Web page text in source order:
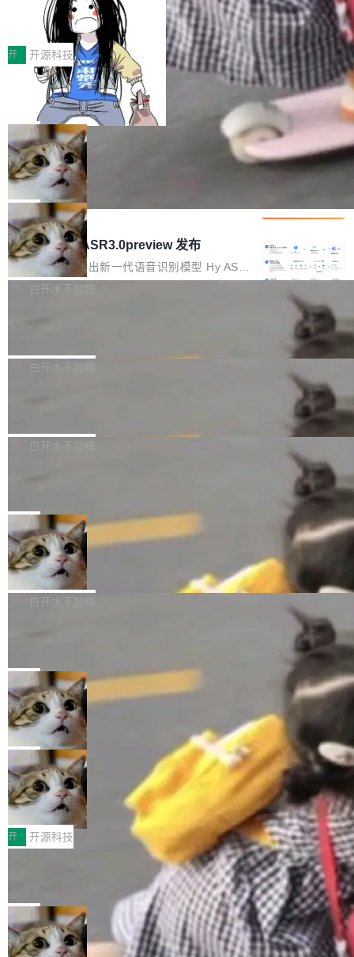
理两个方面，让用户的每一份算力都看得清、管
得住、用得稳、省得下、更安全！ 一、从现在开
始，Token使用一目...
作者）、Quoc Le（Google 大脑核心成员，Se
q2Seq 和 DocAI 的共同发明人）以及 Oriol Vin
yals（Gemini 联合负责人，AlphaSta...
耳科技研发的企业级终端编码智能体——一位全
中文驱动的数字员工，自主理解需求、规划步
骤、编写代码。不挑模型、不挑平台，curl 一行
装完即用。 开源地址：Gitee · GitCode · GitHu
b 安装 支持 Java 8+（8~26）、macOS / Linu
x / Windows / Harmony PC。 # macOS / Linu
x / Harmony PC curl -fsSL https://solon.noea
r.org/solon...
让“代码语义理解”深度释放AI Coding
价值潜能：华为云码道（CodeArts）
代码仓技术解析
一、代码仓深度理解技术的作用与价值 在软件工
程实践中，代码仓是企业核心知识资产的主要载
体。企业级代码仓库通常包含数十万乃至数百万
个文件，其规模远超单次模型调用可承载的上下
文窗口。随着项目规模的持续扩张与代码历史的
不断累积，代码仓中的模块关系、接口契约、业
务逻辑等关键信息往往分散于数十乃至数百个文
件之中，形成高度复杂的知识关联网络。传统的
代码检索手段（如关键词匹配、目录遍历）仅能
在语法层面完成文本定位，难以触及代码的语义
内涵与结构关联，导致开发者使用代码智能体在
理解大规模代码仓时面临显著"代码仓理解"瓶
颈。 代码仓深度理解服务（以下简称" CodeBas
e深度理解服务"）是华为云码道（CodeA...
开 开源科技
一条“删库”命令跑 17 小时，算法工程
师删光 89TB 数据只为干私活
最高人民检察院8月4日公布了一起案件：北京一
名90后算法工程师王某，为了给自己接的私活腾
服务器空间，删光了公司AI游戏部门的全部核心
数据。 王某2024年1月入职东城区某科技公司AI
短剧部门，有互联网大厂背景。在公司内部架构
调整期间，部门三次通知全员将数据从A集群迁
移到B集群，王某都回复了"收到"。 他没有迁移
数据。2024年9月3日下午4点，他使用此前登录
的账号密码进入A集群，输入了一条被程序员圈
称为"删库跑路"的命令——最高管理员权限、无
自研的多个文生3D和...
局
Cloudflare 分享推理优化实践：KV ca
che 量化 + 权重压缩，吞吐量提升 4
1%，成本降 30%
Kimi 和 GLM 是当前最强的大模型系列之一，但
它们有一个共同的问题：太吃显存了。月之暗面
的 Kimi K 系列和智谱的 GLM 都是长上下文、M
oE 架构的大模型，好用到让人上瘾，但 GPU 显
存永远不够用。 Cloudflare 的 Workers AI 团队
一直在跑这些模型的推理。他们在官方博客上发
整性保护。效果是：吞吐量提升 41%，每 token
局
腾讯混元 Hy ASR3.0preview 发布
腾讯混元正式推出新一代语音识别模型 Hy ASR
3.0preview。基于最新一代大语言模型 Hy3 的
让语音识别不再只是听清，而是真正听懂。通过
w 不要求标准普通话，方言识别覆盖粤语、吴语
白开水不加糖
新和少量网页兼容性修复版本。 Changes/fixe
容提供的字体时出现的几个问题 为避免音频加
质的最低采样率）的音频格式将被拒绝 修复了 C
SS 圆角虚线样式中可能存在的问题 如果表单中
的图像元素不在同一个子树中，则它们将不再关
联 加...
白开水不加糖
发布的 Release Notes，他利用 AI 工具（如 Co
最强的若干项。对于尚未正式发版的 PG 19，则
通过拉取过去一年内（从 PG 18 Beta1 时间点
至今）的所有 commit，同样交由 AI 分析提炼。
经过人工复核，准确度令人满意。这一方法也为
社区爱好者提供了高效跟踪新版本的思路。
白开水不加糖
维护工作一直与我的日常工作、家务、社交生活
和休闲娱乐竞争时间。" 这是 libexpat 维护者 S
ebastian Pipping 写在博客里的话。8 月 4 日，
他宣布了一个新消息：从 2026 年 8 月 1 日起，
他可以全职维护 libexpat 了，最长 6 个月。发
库之一。你的操作系统、浏览器、无数的基础设
施软件，很可能都在用它。而过去十年，维护它
的人一直在用业余...
局
Firefox 153.0.3 发布
Firefox 153.0.3 现已发布，具体更新内容如
下： New Smart Window 包含多项增强功能：
gi?id=2019042">Bug&nbsp;2019042</a>）</l
i> <li>现在，助手可以直接使用 Exa 的网络搜索
结果回答问题，而无需将问题转交给搜索引擎。
（<a href="https://bugzilla.mozilla.org/show_
bug.cgi?id=204...
白开水不加糖
的 npm 包。项目的核心论点是：容器不适合 Ag
ent 计算。真正适合的，是 Isolate。 Cloudflare
工程师在这件事上没什么可谦虚的——他们用 W
orkers 跑了十年 Isolate。用 CEO Matthew Pri
nce 的话说：「我们一生都在用 Isolate 运行代
码，而 AI Agent 不需要容器，它们需要的是 Iso
late。」 容器为什么不合适 容器的问题在于启动
和销毁都太重了。一个 Agent 要执行的任务可能
只需要几毫秒的 CPU 时间，但容器从冷启动到
就绪要花数秒。如果未来有十...
局
OpenAI 公开邮件和聊天记录回应苹果
诉讼，称“Apple is getting this wron
g”
上个月，苹果一纸诉状把 OpenAI 告上法庭，指
控其挖角苹果前员工并窃取商业秘密。苹果的诉
状把 OpenAI 描述成一个系统性地从前东家挖
人、套取机密信息的对手。 OpenAI 没发律师
函，也没选择庭外沉默。它在官网贴了一篇博
文，标题只有六个字：Apple is getting this wro
ng。 然后，它把邮件往来和 iMessage 聊天记
录全贴了出来。 他发错人了 苹果外部律师 Gabr
iel Gross 来自 Weil 律所，2 月 23 日下午 5:53
给 OpenAI 总法律顾问 Che Chang 发了封邮
件，附了一封长信，要求 OpenAI 配合调查前苹
果员工带走机密信...
局
HUAWEI MatePad Edge上架WorkBu
ddy鸿蒙PC版，说话就能干活的AI办公
搭子
全能AI工作台WorkBuddy鸿蒙PC版上架HUAWE
I MatePad Edge应用市场，直接下载即可使
用，与鸿蒙电脑上的体验一致。值得一提的是，
这是目前市面上唯一支持平板接入WorkBuddy P
C版的产品，搭载“人机双写”重磅功能——你写
你的，AI写AI的，同屏协作互不干扰。一句话让
AI帮你干活，现在开启全新体验！ 温馨提示：
体验WorkBuddy鸿蒙PC版前，请将 HUAWEI M
开 开源科技
FFmpeg 9.0 发布：代号“Lei”，以此纪
全球知名开源多媒体框架 FFmpeg 今天正式发
布了 9.0 版本。这个版本除了带来新一代音视频
处理能力和硬件加速支持之外，还有一个特殊之
处：FFmpeg 9.0 的代号是“Lei”。 这个名字，
局
亚马逊成本失控：AI 写代码烧掉 1215